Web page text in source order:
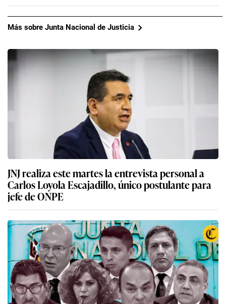
Más sobre Junta Nacional de Justicia
JNJ realiza este martes la entrevista personal a
Carlos Loyola Escajadillo, único postulante para
jefe de ONPE